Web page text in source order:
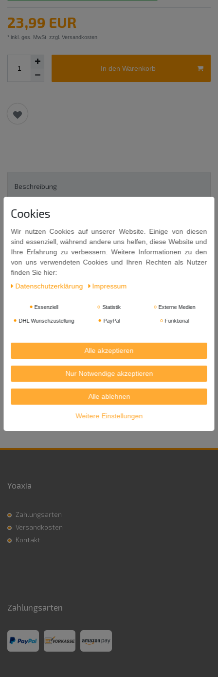
23,99 EUR
* inkl. ges. MwSt. zzgl. Versandkosten
In den Warenkorb
Beschreibung
Weitere Details
EU-Verantwortlicher
Steinmörser mit Stößel [ca. Ø 18cm / ca. H 10cm]
Beide Teile aus massivem Stein gearbeitet.
Nicht nur funktionell, auch sehr dekorativ
Innedurchmesser ca 13 cm (Randstärke ca. 2,5 cm)
Tiefe innen ca. 5,5 cm
Herkunft: China
Yoaxia
Zahlungsarten
Versandkosten
Kontakt
Zahlungsarten
Cookies
Wir nutzen Cookies auf unserer Website. Einige von diesen
sind essenziell, während andere uns helfen, diese Website und
Ihre Erfahrung zu verbessern. Weitere Informationen zu den
von uns verwendeten Cookies und Ihren Rechten als Nutzer
finden Sie hier:
Daten­schutz­erklärung
Impressum
Essenziell Statistik Externe Medien
DHL Wunschzustellung PayPal Funktional
Alle akzeptieren
Nur Notwendige akzeptieren
Alle ablehnen
Weitere Einstellungen